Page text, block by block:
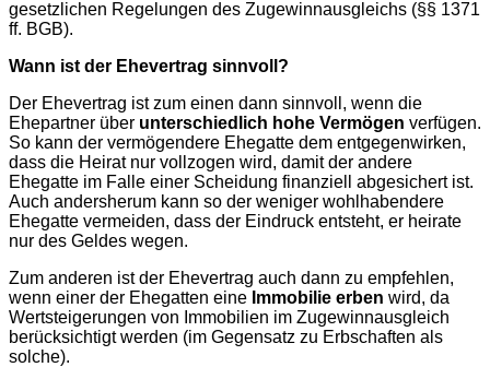
gesetzlichen Regelungen des Zugewinnausgleichs (§§ 1371
ff. BGB).
Wann ist der Ehevertrag sinnvoll?
Der Ehevertrag ist zum einen dann sinnvoll, wenn die
Ehepartner über unterschiedlich hohe Vermögen verfügen.
So kann der vermögendere Ehegatte dem entgegenwirken,
dass die Heirat nur vollzogen wird, damit der andere
Ehegatte im Falle einer Scheidung finanziell abgesichert ist.
Auch andersherum kann so der weniger wohlhabendere
Ehegatte vermeiden, dass der Eindruck entsteht, er heirate
nur des Geldes wegen.
Zum anderen ist der Ehevertrag auch dann zu empfehlen,
wenn einer der Ehegatten eine Immobilie erben wird, da
Wertsteigerungen von Immobilien im Zugewinnausgleich
berücksichtigt werden (im Gegensatz zu Erbschaften als
solche).